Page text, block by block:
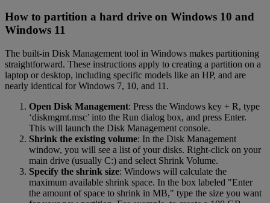
How to partition a hard drive on Windows 10 and
Windows 11
The built-in Disk Management tool in Windows makes partitioning
straightforward. These instructions apply to creating a partition on a
laptop or desktop, including specific models like an HP, and are
nearly identical for Windows 7, 10, and 11.
Open Disk Management: Press the Windows key + R, type
‘diskmgmt.msc’ into the Run dialog box, and press Enter.
This will launch the Disk Management console.
Shrink the existing volume: In the Disk Management
window, you will see a list of your disks. Right-click on your
main drive (usually C:) and select Shrink Volume.
Specify the shrink size: Windows will calculate the
maximum available shrink space. In the box labeled "Enter
the amount of space to shrink in MB," type the size you want